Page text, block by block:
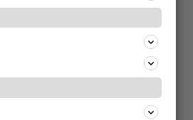
73
740